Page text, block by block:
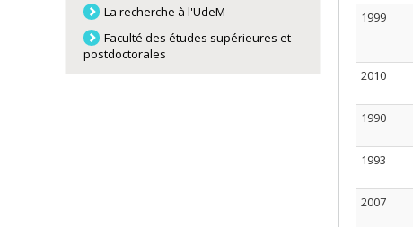
1999
2010
1990
1993
2007
La recherche à l'UdeM
Faculté des études supérieures et
postdoctorales